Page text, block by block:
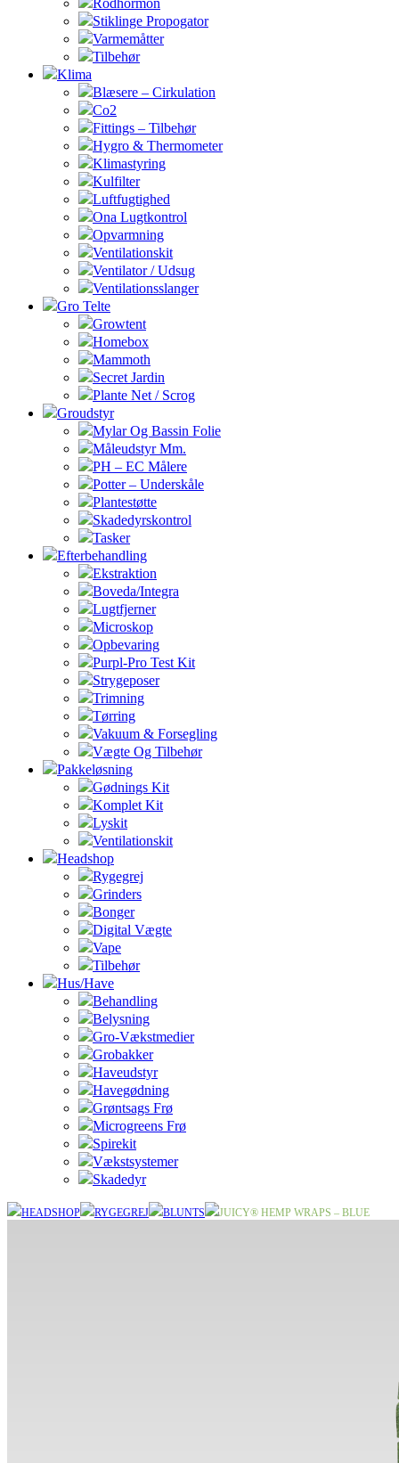
Rodhormon
Stiklinge Propogator
Varmemåtter
Tilbehør
Klima
Blæsere – Cirkulation
Co2
Fittings – Tilbehør
Hygro & Thermometer
Klimastyring
Kulfilter
Luftfugtighed
Ona Lugtkontrol
Opvarmning
Ventilationskit
Ventilator / Udsug
Ventilationsslanger
Gro Telte
Growtent
Homebox
Mammoth
Secret Jardin
Plante Net / Scrog
Groudstyr
Mylar Og Bassin Folie
Måleudstyr Mm.
PH – EC Målere
Potter – Underskåle
Plantestøtte
Skadedyrskontrol
Tasker
Efterbehandling
Ekstraktion
Boveda/Integra
Lugtfjerner
Microskop
Opbevaring
Purpl-Pro Test Kit
Strygeposer
Trimning
Tørring
Vakuum & Forsegling
Vægte Og Tilbehør
Pakkeløsning
Gødnings Kit
Komplet Kit
Lyskit
Ventilationskit
Headshop
Rygegrej
Grinders
Bonger
Digital Vægte
Vape
Tilbehør
Hus/Have
Behandling
Belysning
Gro-Vækstmedier
Grobakker
Haveudstyr
Havegødning
Grøntsags Frø
Microgreens Frø
Spirekit
Vækstsystemer
Skadedyr
HEADSHOP RYGEGREJ BLUNTS JUICY® HEMP WRAPS – BLUE